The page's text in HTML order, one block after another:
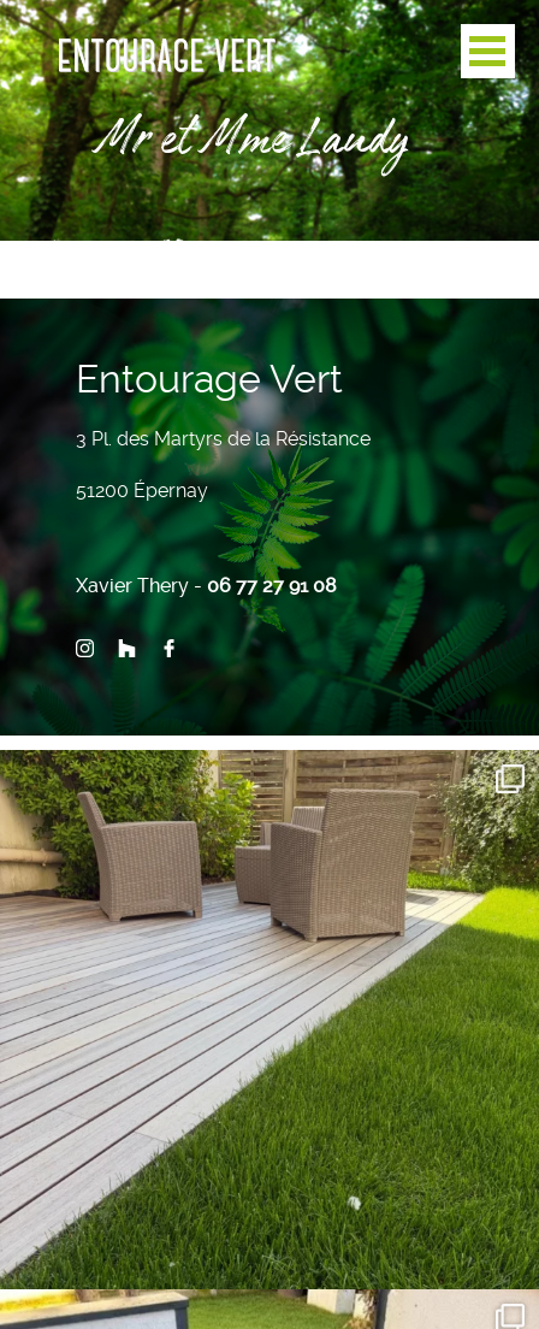
Mr et Mme Laudy
Entourage Vert
3 Pl. des Martyrs de la Résistance
51200 Épernay
Xavier Thery - 06 77 27 91 08